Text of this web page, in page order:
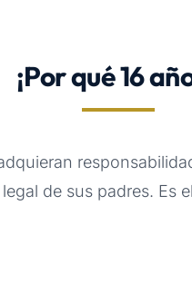
¡Por qué 16
de sus padres. Es